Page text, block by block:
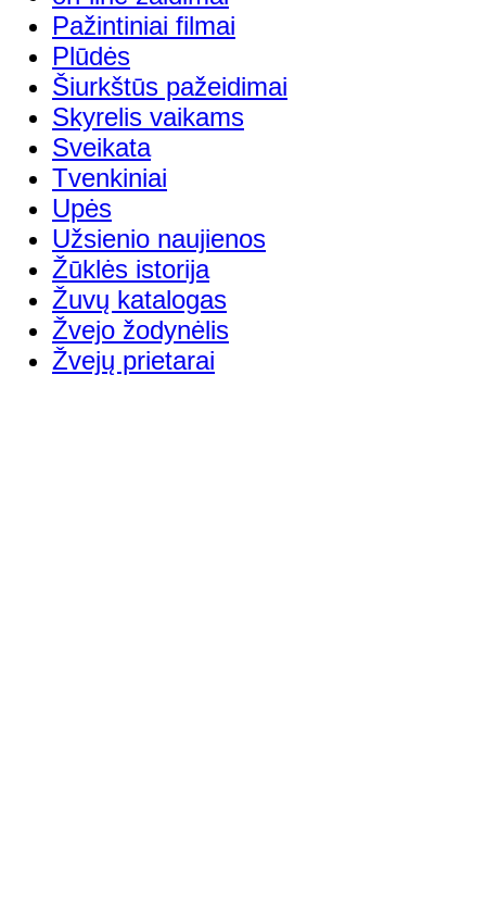
Pažintiniai filmai
Plūdės
Šiurkštūs pažeidimai
Skyrelis vaikams
Sveikata
Tvenkiniai
Upės
Užsienio naujienos
Žūklės istorija
Žuvų katalogas
Žvejo žodynėlis
Žvejų prietarai